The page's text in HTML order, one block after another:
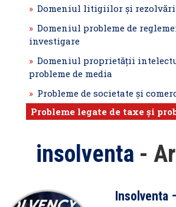
Domeniul litigiilor şi
Domeniul probleme de
investigare
Domeniul proprietăţii
probleme de media
Probleme de societate şi
Probleme legate de taxe şi
insolventa -
Insolventa